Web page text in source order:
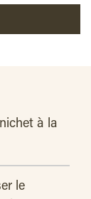
à la
le